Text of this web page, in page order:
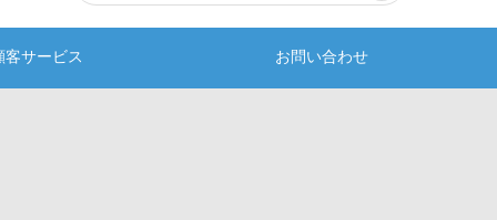
客サービス お問い合わせ